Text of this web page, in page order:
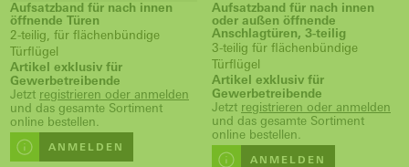
Aufsatzband für nach innen
öffnende Türen
2-teilig, für flächenbündige
Türflügel
Artikel exklusiv für
Gewerbetreibende
Jetzt registrieren oder anmelden
und das gesamte Sortiment
online bestellen.
ANMELDEN
Aufsatzband für nach innen
oder außen öffnende
Anschlagtüren, 3-teilig
3-teilig für flächenbündige
Türflügel
Artikel exklusiv für
Gewerbetreibende
Jetzt registrieren oder anmelden
und das gesamte Sortiment
online bestellen.
ANMELDEN